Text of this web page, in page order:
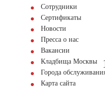
Сотрудники
Сертификаты
Новости
Пресса о нас
Вакансии
Кладбища Москвы
Города
Карта сайта